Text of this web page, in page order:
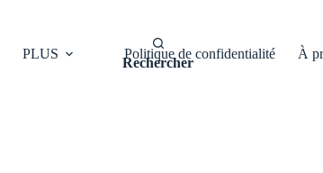
PLUS Politique de confidentialité À
Rechercher